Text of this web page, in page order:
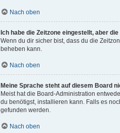
Nach oben
Ich habe die Zeitzone eingestellt, aber
Wenn du dir sicher bist, dass du die
beheben kann.
Nach oben
Meine Sprache steht auf diesem Board
Meist hat die Board-Administration
du benötigst, installieren kann. Falls es
gefunden werden.
Nach oben